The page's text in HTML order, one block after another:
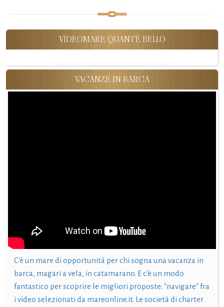
VIDEOMARE QUANT'È BELLO
VACANZE IN BARCA
C'è un mare di opportunità per chi sogna una vacanza in
barca, magari a vela, in catamarano. E c'è un modo
fantastico per scoprire le migliori proposte: "navigare" fra
i video selezionati da mareonline.it. Le società di charter